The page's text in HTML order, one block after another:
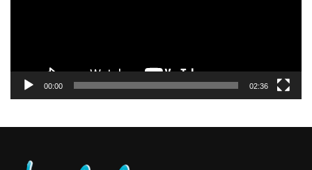
00:00 02:36